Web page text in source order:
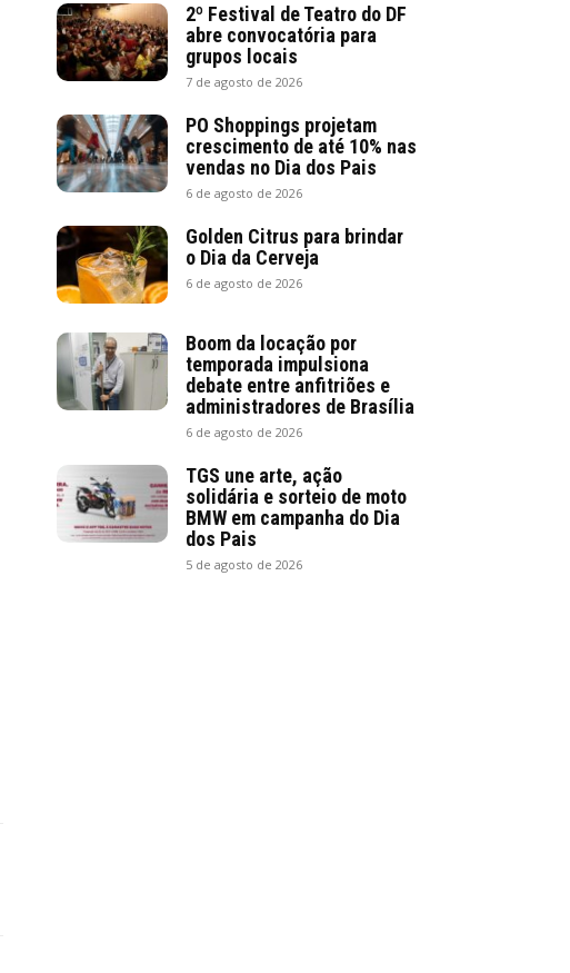
2º Festival de Teatro do DF
abre convocatória para
grupos locais
7 de agosto de 2026
PO Shoppings projetam
crescimento de até 10% nas
vendas no Dia dos Pais
6 de agosto de 2026
Golden Citrus para brindar
o Dia da Cerveja
6 de agosto de 2026
Boom da locação por
temporada impulsiona
debate entre anfitriões e
administradores de Brasília
6 de agosto de 2026
TGS une arte, ação
solidária e sorteio de moto
BMW em campanha do Dia
dos Pais
5 de agosto de 2026